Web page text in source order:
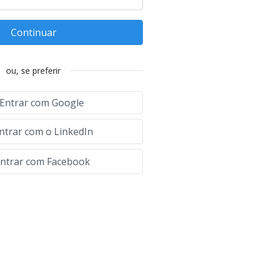
Continuar
ou, se preferir
com Google
com o LinkedIn
com Facebook